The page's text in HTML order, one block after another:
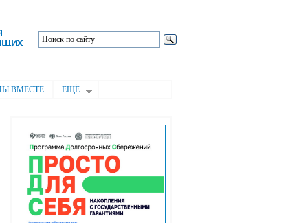
ВМЕСТЕ ЕЩЁ